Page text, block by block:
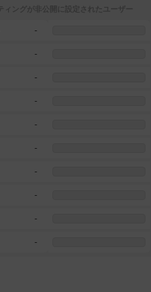
-
-
-
-
-
-
-
-
-
-